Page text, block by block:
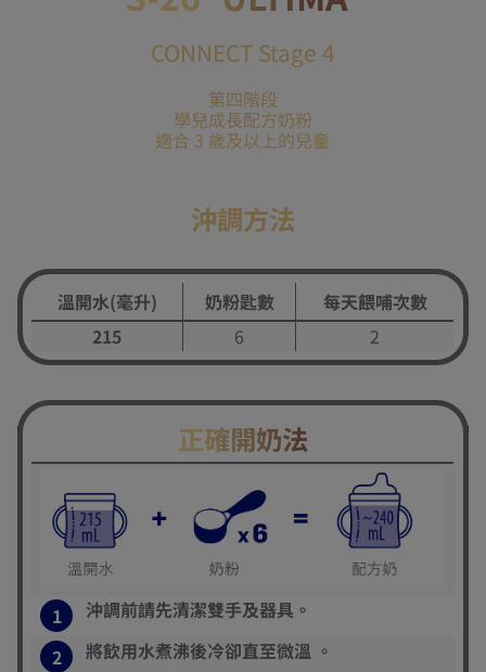
CONNECT Stage 4
第四階段
學兒成長配方奶粉
適合 3 歲及以上的兒童
沖調方法
溫開水(毫升) 奶粉匙數
每天餵哺次數
215
6 2
正確開奶法
1
沖調前請先清潔雙手及器具。
2
將飲用水煮沸後冷卻直至微溫 。